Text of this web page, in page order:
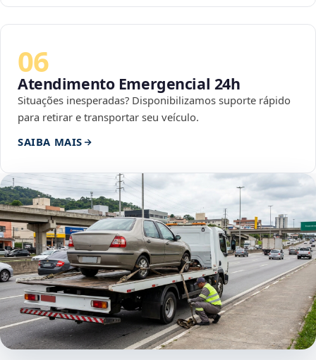
06
Atendimento Emergencial 24h
Situações inesperadas? Disponibilizamos suporte rápido
para retirar e transportar seu veículo.
SAIBA MAIS